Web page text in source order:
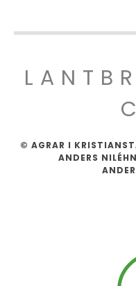
© AGRAR I
ANDERS